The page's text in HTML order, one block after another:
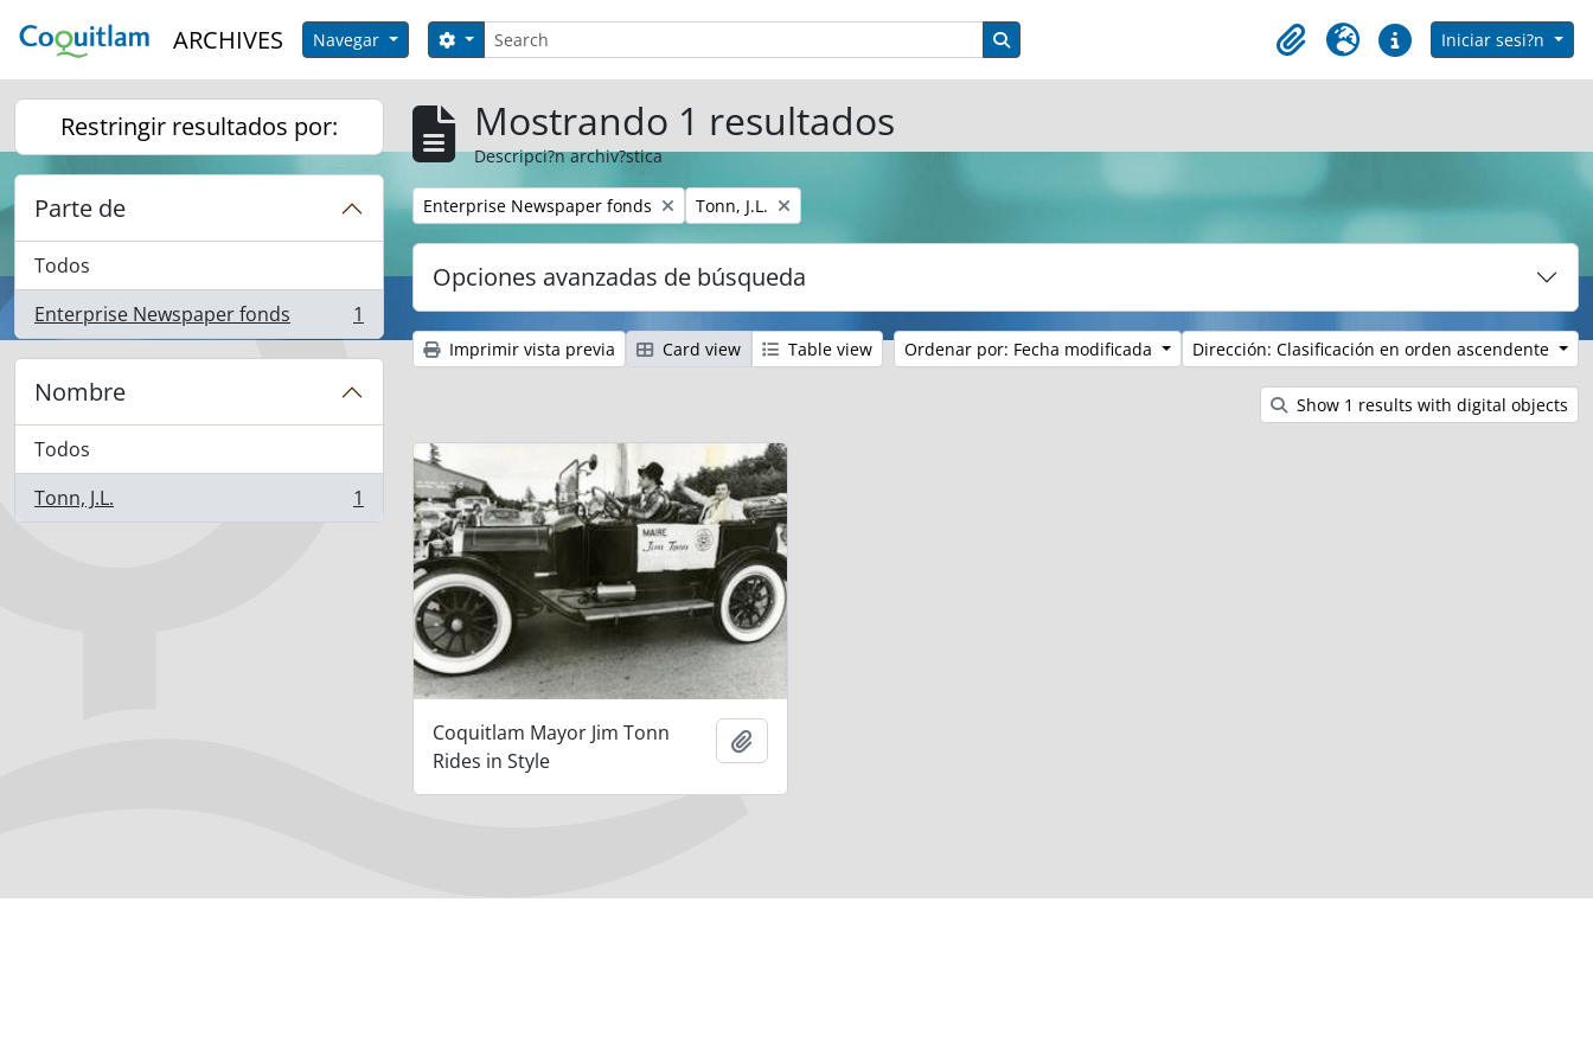
ARCHIVES Navegar Búsqueda
Search options
Clipboard
Idioma Enlaces rápidos
Iniciar sesi?n
Restringir resultados por:
Parte de
Todos
Enterprise Newspaper fonds
, 1 resultados 1
Nombre
Todos
Tonn, J.L.
, 1 resultados 1
Mostrando 1 resultados
Descripci?n archiv?stica
Remove filter:
Enterprise Newspaper fonds Remove filter:
Tonn, J.L.
Opciones avanzadas de búsqueda
Imprimir vista previa Card view Table view Ordenar por: Fecha modificada Dirección: Clasificación en orden ascendente
Show 1 results with digital objects
Coquitlam Mayor Jim Tonn
Rides in Style